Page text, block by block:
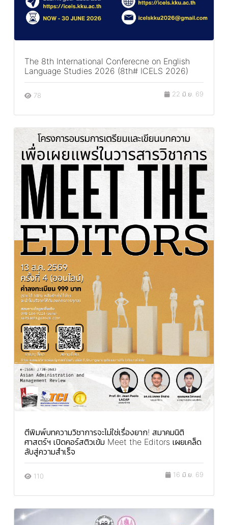
The 8th International Conferecne on English
Language Studies 2026 (8th# ICELS 2026)
78 22 มิ.ย. 69
ตีพิมพ์บทความวิชาการจะไม่ใช่เรื่องยาก! สมาคมนิติ
ศาสตร์ฯ เปิดคอร์สติวเข้ม Meet the Editors เผยเคล็ด
ลับสู่ความสำเร็จ
110 16 มิ.ย. 69